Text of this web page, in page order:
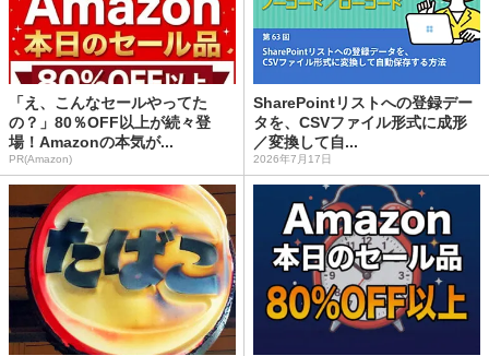
「え、こんなセールやってた
の？」80％OFF以上が続々登
場！Amazonの本気が...
PR(Amazon)
SharePointリストへの登録デー
タを、CSVファイル形式に成形
／変換して自...
2026年7月17日